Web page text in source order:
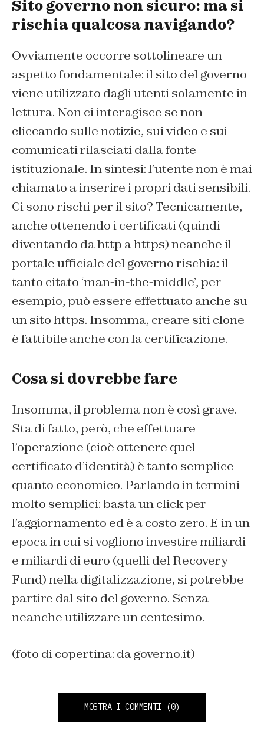
Sito governo non sicuro: ma si
rischia qualcosa navigando?
Ovviamente occorre sottolineare un
aspetto fondamentale: il sito del governo
viene utilizzato dagli utenti solamente in
lettura. Non ci interagisce se non
cliccando sulle notizie, sui video e sui
comunicati rilasciati dalla fonte
istituzionale. In sintesi: l’utente non è mai
chiamato a inserire i propri dati sensibili.
Ci sono rischi per il sito? Tecnicamente,
anche ottenendo i certificati (quindi
diventando da http a https) neanche il
portale ufficiale del governo rischia: il
tanto citato ‘man-in-the-middle’, per
esempio, può essere effettuato anche su
un sito https. Insomma, creare siti clone
è fattibile anche con la certificazione.
Cosa si dovrebbe fare
Insomma, il problema non è così grave.
Sta di fatto, però, che effettuare
l’operazione (cioè ottenere quel
certificato d’identità) è tanto semplice
quanto economico. Parlando in termini
molto semplici: basta un click per
l’aggiornamento ed è a costo zero. E in un
epoca in cui si vogliono investire miliardi
e miliardi di euro (quelli del Recovery
Fund) nella digitalizzazione, si potrebbe
partire dal sito del governo. Senza
neanche utilizzare un centesimo.
(foto di copertina: da governo.it)
MOSTRA I COMMENTI (0)